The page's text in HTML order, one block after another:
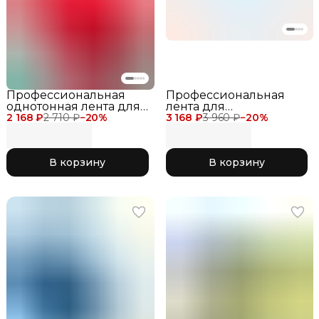
2 168 ₽2 710 ₽−20%
Профессиональная
однотонная лента для
художественной
соревнований красная
052 RedВ корзину
3 168 ₽3 960 ₽−20%
Профессиональная
лента для
художественной
метров для
соревнований 777
Purple
В корзину